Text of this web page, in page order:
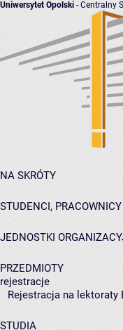
Uniwersytet Opolski - Centralny
NA SKRÓTY
STUDENCI, PRACOWNICY
JEDNOSTKI
PRZEDMIOTY
rejestracje
Rejestracja na lektoraty
STUDIA